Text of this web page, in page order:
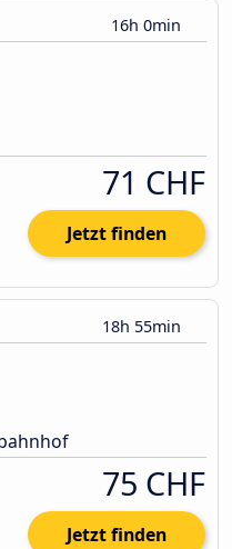
16h 0min
71 CHF
Jetzt finden
18h 55min
75 CHF
Jetzt finden